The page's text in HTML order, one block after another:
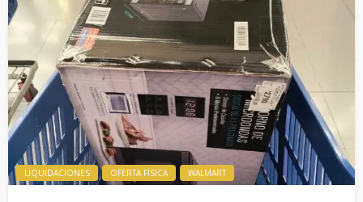
LIQUIDACIONES OFERTA FISICA WALMART